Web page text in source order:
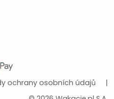
ochrany osobních údajů
|